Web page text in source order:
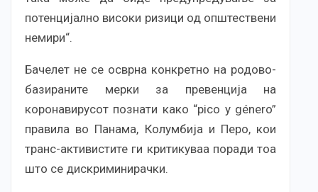
потенцијално високи ризици од општествени
немири“.
Бачелет не се осврна конкретно на родово-
базираните мерки за превенција на
коронавирусот познати како “pico y género”
правила во Панама, Колумбија и Перо, кои
транс-активистите ги критикуваа поради тоа
што се дискриминирачки.